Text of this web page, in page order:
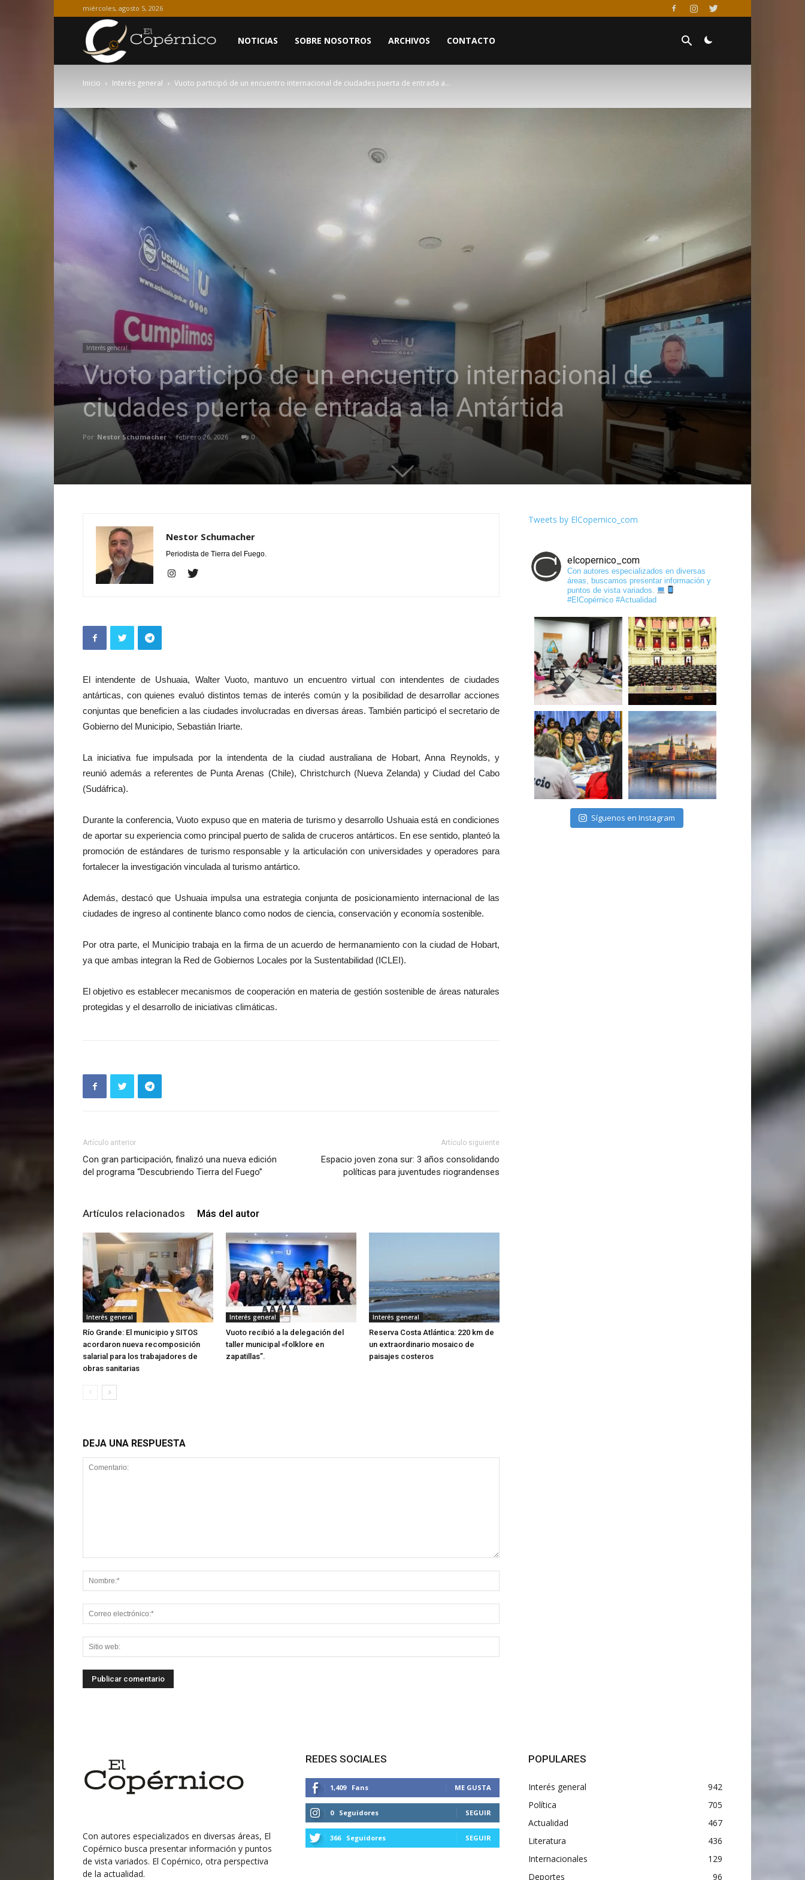
miércoles, agosto 5, 2026
Copérnico
NOTICIAS SOBRE NOSOTROS ARCHIVOS CONTACTO
Inicio Interés general Vuoto participó de un encuentro internacional de ciudades puerta de entrada a...
Interés general
Vuoto participó de un encuentro internacional de
ciudades puerta de entrada a la Antártida
Por Nestor Schumacher - febrero 26, 2026 0
Nestor Schumacher
Periodista de Tierra del Fuego.
El intendente de Ushuaia, Walter Vuoto, mantuvo un encuentro virtual con intendentes de ciudades
antárticas, con quienes evaluó distintos temas de interés común y la posibilidad de desarrollar acciones
conjuntas que beneficien a las ciudades involucradas en diversas áreas. También participó el secretario de
Gobierno del Municipio, Sebastián Iriarte.
La iniciativa fue impulsada por la intendenta de la ciudad australiana de Hobart, Anna Reynolds, y
reunió además a referentes de Punta Arenas (Chile), Christchurch (Nueva Zelanda) y Ciudad del Cabo
(Sudáfrica).
Durante la conferencia, Vuoto expuso que en materia de turismo y desarrollo Ushuaia está en condiciones
de aportar su experiencia como principal puerto de salida de cruceros antárticos. En ese sentido, planteó la
promoción de estándares de turismo responsable y la articulación con universidades y operadores para
fortalecer la investigación vinculada al turismo antártico.
Además, destacó que Ushuaia impulsa una estrategia conjunta de posicionamiento internacional de las
ciudades de ingreso al continente blanco como nodos de ciencia, conservación y economía sostenible.
Por otra parte, el Municipio trabaja en la firma de un acuerdo de hermanamiento con la ciudad de Hobart,
ya que ambas integran la Red de Gobiernos Locales por la Sustentabilidad (ICLEI).
El objetivo es establecer mecanismos de cooperación en materia de gestión sostenible de áreas naturales
protegidas y el desarrollo de iniciativas climáticas.
Artículo anterior
Con gran participación, finalizó una nueva edición
del programa “Descubriendo Tierra del Fuego”
Artículo siguiente
Espacio joven zona sur: 3 años consolidando
políticas para juventudes riograndenses
Artículos relacionados Más del autor
Interés general
Río Grande: El municipio y SITOS
acordaron nueva recomposición
salarial para los trabajadores de
obras sanitarias
Interés general
Vuoto recibió a la delegación del
taller municipal «folklore en
zapatillas”.
Interés general
Reserva Costa Atlántica: 220 km de
un extraordinario mosaico de
paisajes costeros
DEJA UNA RESPUESTA
Tweets by ElCopernico_com
elcopernico_com
Con autores especializados en diversas
áreas, buscamos presentar información y
puntos de vista variados.
#ElCopérnico #Actualidad
Síguenos en Instagram
Con autores especializados en diversas áreas, El
Copérnico busca presentar información y puntos
de vista variados. El Copérnico, otra perspectiva
de la actualidad.
REDES SOCIALES
1,409 Fans ME GUSTA
0 Seguidores SEGUIR
366 Seguidores SEGUIR
POPULARES
Interés general
942
Política
705
Actualidad
467
Literatura
436
Internacionales
129
Deportes
96